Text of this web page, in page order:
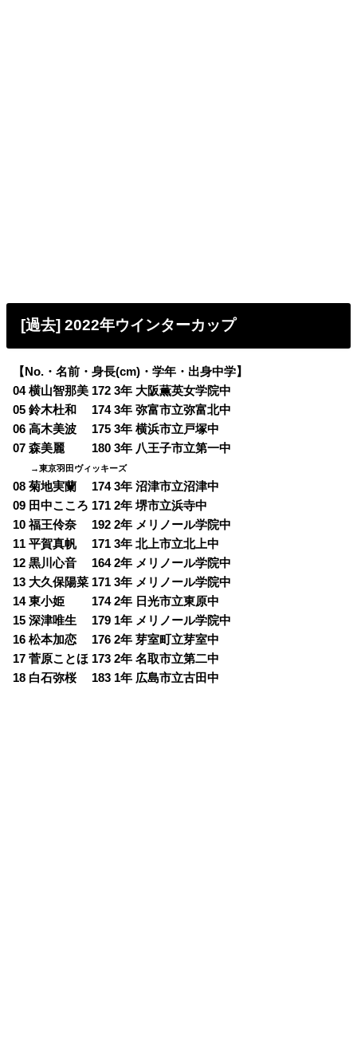
[過去] 2022年ウインターカップ
【No.・名前・身長(cm)・学年・出身中学】
04 横山智那美 172 3年 大阪薫英女学院中
05 鈴木杜和 174 3年 弥富市立弥富北中
06 高木美波 175 3年 横浜市立戸塚中
07 森美麗 180 3年 八王子市立第一中
→東京羽田ヴィッキーズ
08 菊地実蘭 174 3年 沼津市立沼津中
09 田中こころ 171 2年 堺市立浜寺中
10 福王伶奈 192 2年 メリノール学院中
11 平賀真帆 171 3年 北上市立北上中
12 黒川心音 164 2年 メリノール学院中
13 大久保陽菜 171 3年 メリノール学院中
14 東小姫 174 2年 日光市立東原中
15 深津唯生 179 1年 メリノール学院中
16 松本加恋 176 2年 芽室町立芽室中
17 菅原ことほ 173 2年 名取市立第二中
18 白石弥桜 183 1年 広島市立古田中